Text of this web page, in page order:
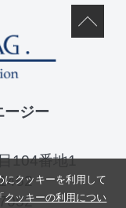
ージー
104番地1
にクッキーを利用して
クッキーの利用につい